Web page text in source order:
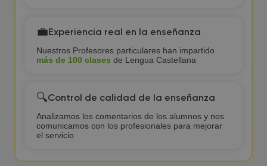
💼Experiencia real en la enseñanza
Nuestros Profesores particulares han impartido
más de 100 clases de Lengua Castellana
🔍Control de calidad de la enseñanza
Analizamos los comentarios de los alumnos y nos
comunicamos con los profesionales para mejorar
el servicio